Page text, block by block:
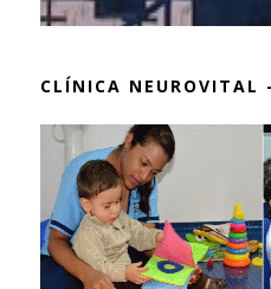
CLÍNICA NEUROVITAL